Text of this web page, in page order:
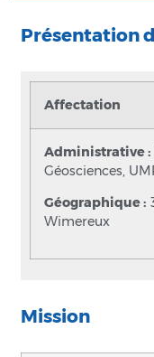
Présentation
Affectation
Administrative :
Géosciences,
Géographique :
Wimereux
Mission